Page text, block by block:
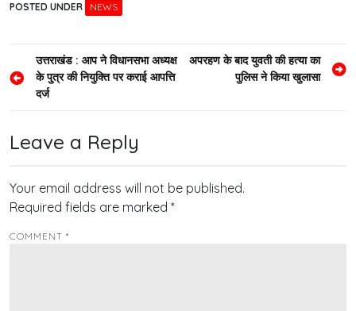
POSTED UNDER NEWS
Post
navigation
उत्तराखंड : आप ने विधानसभा अध्यक्ष
के पुत्र की नियुक्ति पर कराई आपत्ति
दर्ज
अपरहण के बाद युवती की हत्या का
पुलिस ने किया खुलासा
Leave a Reply
Your email address will not be published.
Required fields are marked *
COMMENT *